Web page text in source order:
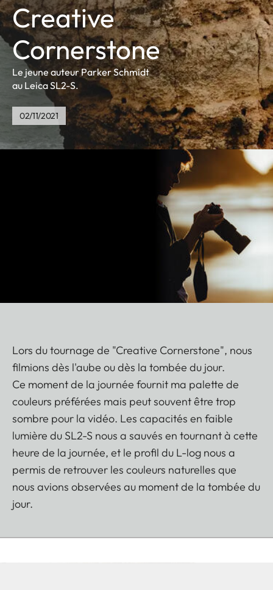
Creative
Cornerstone
Le jeune auteur Parker Schmidt
au Leica SL2-S.
02/11/2021
Lors du tournage de "Creative Cornerstone", nous
filmions dès l'aube ou dès la tombée du jour.
Ce moment de la journée fournit ma palette de
couleurs préférées mais peut souvent être trop
sombre pour la vidéo. Les capacités en faible
lumière du SL2-S nous a sauvés en tournant à cette
heure de la journée, et le profil du L-log nous a
permis de retrouver les couleurs naturelles que
nous avions observées au moment de la tombée du
jour.